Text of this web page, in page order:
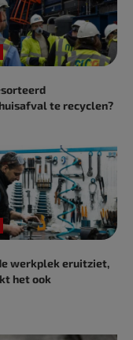
te ­recyclen?
werkplek eruitziet,
het ook